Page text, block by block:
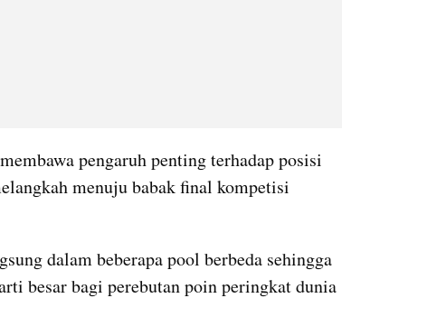
pengaruh penting terhadap posisi
menuju babak final kompetisi
dalam beberapa pool berbeda sehingga
besar bagi perebutan poin peringkat dunia